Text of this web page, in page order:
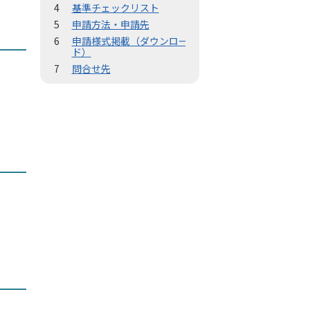
基準チェックリスト
申請方法・申請先
申請様式掲載（ダウンロー
ド）
問合せ先